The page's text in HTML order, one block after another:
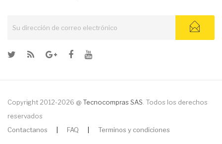
Copyright 2012-2026 @ Tecnocompras SAS. Todos los derechos
reservados
Contactanos
FAQ Terminos y condiciones